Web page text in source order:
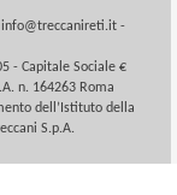
info@treccanireti.it-
- Capitale Sociale €
n. 164263 Roma
dell’Istituto della
S.p.A.